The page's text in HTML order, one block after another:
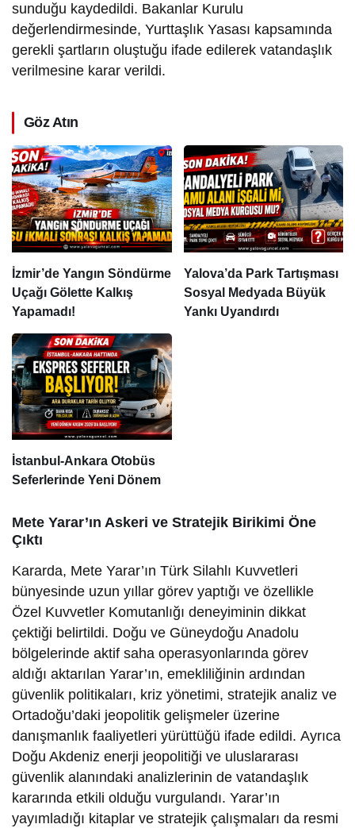
sunduğu kaydedildi. Bakanlar Kurulu
değerlendirmesinde, Yurttaşlık Yasası kapsamında
gerekli şartların oluştuğu ifade edilerek vatandaşlık
verilmesine karar verildi.
Göz Atın
İzmir’de Yangın Söndürme
Uçağı Gölette Kalkış
Yapamadı!
Yalova’da Park Tartışması
Sosyal Medyada Büyük
Yankı Uyandırdı
İstanbul-Ankara Otobüs
Seferlerinde Yeni Dönem
Mete Yarar’ın Askeri ve Stratejik Birikimi Öne
Çıktı
Kararda, Mete Yarar’ın Türk Silahlı Kuvvetleri
bünyesinde uzun yıllar görev yaptığı ve özellikle
Özel Kuvvetler Komutanlığı deneyiminin dikkat
çektiği belirtildi. Doğu ve Güneydoğu Anadolu
bölgelerinde aktif saha operasyonlarında görev
aldığı aktarılan Yarar’ın, emekliliğinin ardından
güvenlik politikaları, kriz yönetimi, stratejik analiz ve
Ortadoğu’daki jeopolitik gelişmeler üzerine
danışmanlık faaliyetleri yürüttüğü ifade edildi. Ayrıca
Doğu Akdeniz enerji jeopolitiği ve uluslararası
güvenlik alanındaki analizlerinin de vatandaşlık
kararında etkili olduğu vurgulandı. Yarar’ın
yayımladığı kitaplar ve stratejik çalışmaları da resmi